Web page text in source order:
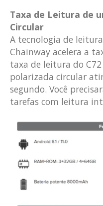
Taxa de Leitura de
Circular
A tecnologia de
Chainway acelera a
taxa de leitura do
polarizada circular
segundo. Você
tarefas com leitura